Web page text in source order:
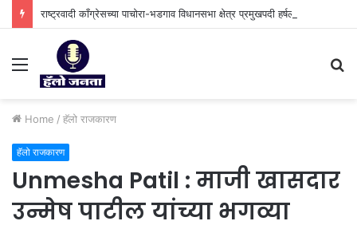
Menu
Home / हॅलो राजकारण
हॅलो राजकारण
Unmesha Patil : माजी खासदार
उन्मेष पाटील यांच्या भगव्या